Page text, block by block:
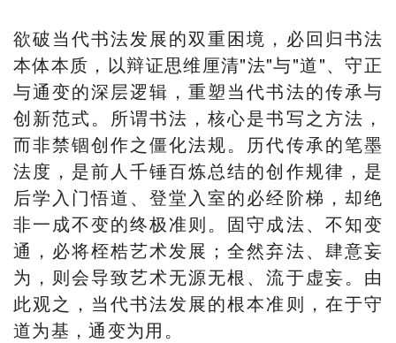
欲破当代书法发展的双重困境，必回归书法
本体本质，以辩证思维厘清"法"与"道"、守正
与通变的深层逻辑，重塑当代书法的传承与
创新范式。所谓书法，核心是书写之方法，
而非禁锢创作之僵化法规。历代传承的笔墨
法度，是前人千锤百炼总结的创作规律，是
后学入门悟道、登堂入室的必经阶梯，却绝
非一成不变的终极准则。固守成法、不知变
通，必将桎梏艺术发展；全然弃法、肆意妄
为，则会导致艺术无源无根、流于虚妄。由
此观之，当代书法发展的根本准则，在于守
道为基，通变为用。